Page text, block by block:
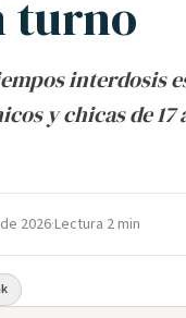
turno
interdosis
y chicas de 17
2026·Lectura 2 min